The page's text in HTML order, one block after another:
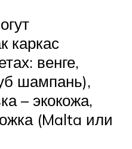
каркас
венге,
шампань),
– экокожа,
(Malta или